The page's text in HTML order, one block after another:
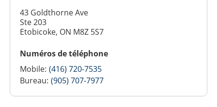
43 Goldthorne Ave
Ste 203
Etobicoke, ON M8Z 5S7
Numéros de téléphone
Mobile: (416) 720-7535
Bureau: (905) 707-7977